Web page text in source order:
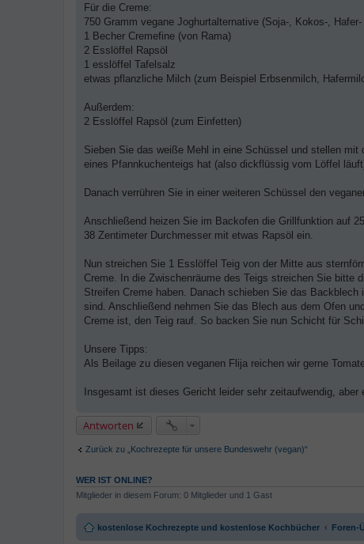
Für die Creme:
750 Gramm vegane Joghurtalternative (Soja-, Kokos-,
1 Becher Cremefine (von Rama)
2 Esslöffel Rapsöl
1 esslöffel Tafelsalz
etwas pflanzliche Milch (zum Beispiel Erbsenmilch,
Außerdem:
2 Esslöffel Rapsöl (zum Einfetten)
Sieben Sie das weiße Mehl in eine Schüssel und stellen
eines Pfannkuchenteigs hat (also dickflüssig vom Löffel
Danach verrühren Sie in einer weiteren Schüssel den
Anschließend heizen Sie im Backofen die Grillfunktion auf
38 Zentimeter Durchmesser mit etwas Rapsöl ein.
Nun streichen Sie 1 Esslöffel Teig von der Mitte aus
Creme. In die Zwischenräume des Teigs streichen Sie bitte
Streifen Creme haben. Danach schieben Sie das
sind. Anschließend nehmen Sie das Blech aus dem Ofen
Creme ist, den Teig rauf. So backen Sie nun Schicht für
Unsere Tipps:
Als Beilage zu diesen veganen Flija reichen wir gerne
Insgesamt ist dieses Gericht leider sehr zeitaufwendig,
Antworten
Zurück zu „Kochrezepte für unsere Bundeswehr (vegan)“
WER IST ONLINE?
Mitglieder in diesem Forum: 0 Mitglieder und 1 Gast
kostenlose Kochrezepte und kostenlose Kochbücher Foren-